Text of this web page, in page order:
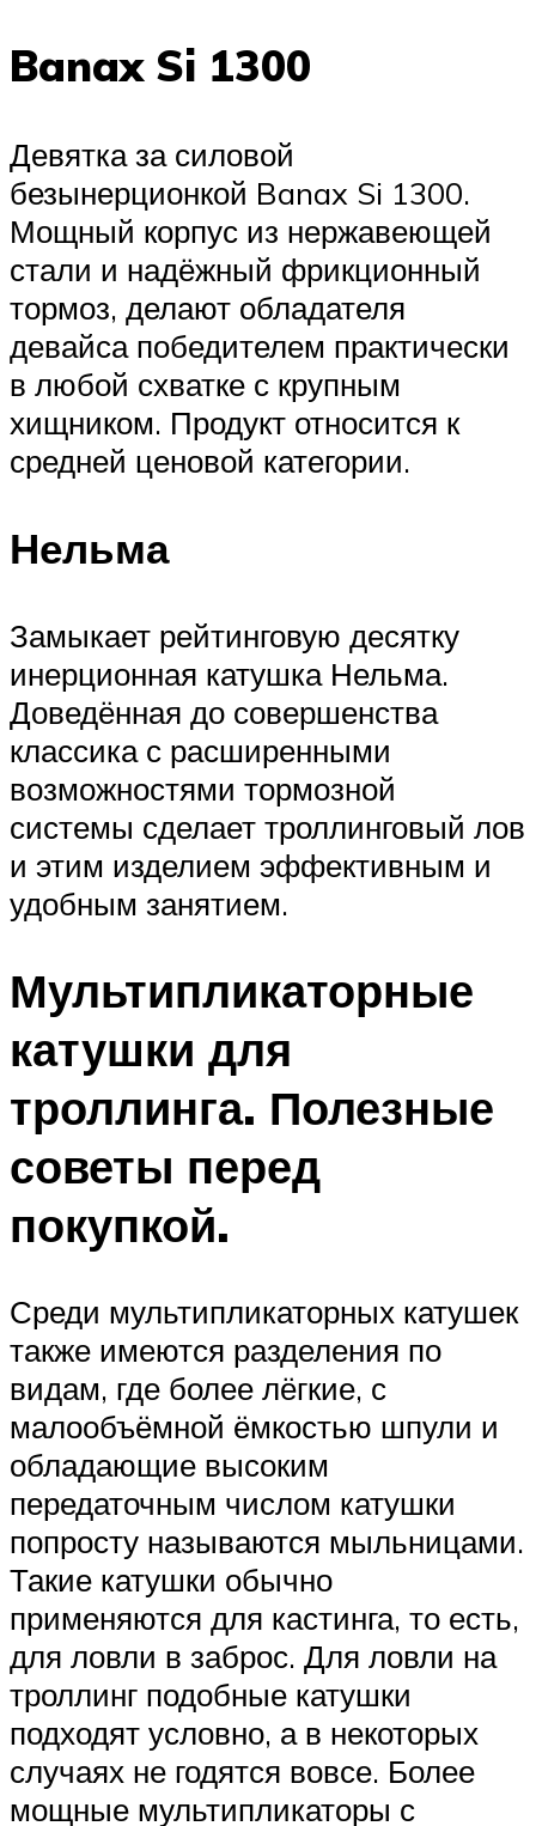
Banax Si 1300
Девятка за силовой
безынерционкой Banax Si 1300.
Мощный корпус из нержавеющей
стали и надёжный фрикционный
тормоз, делают обладателя
девайса победителем практически
в любой схватке с крупным
хищником. Продукт относится к
средней ценовой категории.
Нельма
Замыкает рейтинговую десятку
инерционная катушка Нельма.
Доведённая до совершенства
классика с расширенными
возможностями тормозной
системы сделает троллинговый лов
и этим изделием эффективным и
удобным занятием.
Мультипликаторные
катушки для
троллинга. Полезные
советы перед
покупкой.
Среди мультипликаторных катушек
также имеются разделения по
видам, где более лёгкие, с
малообъёмной ёмкостью шпули и
обладающие высоким
передаточным числом катушки
попросту называются мыльницами.
Такие катушки обычно
применяются для кастинга, то есть,
для ловли в заброс. Для ловли на
троллинг подобные катушки
подходят условно, а в некоторых
случаях не годятся вовсе. Более
мощные мультипликаторы с